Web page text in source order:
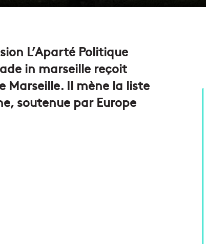
L’Aparté Politique
in marseille reçoit
Marseille. Il mène la liste
soutenue par Europe